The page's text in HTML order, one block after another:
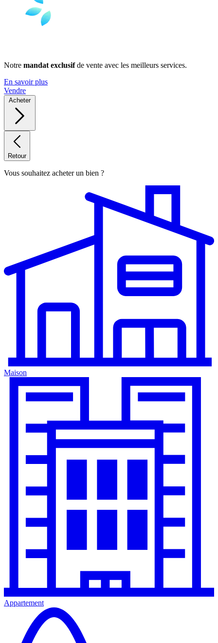
Notre mandat exclusifde vente avec les meilleurs services.
En savoir plus
Vendre
Acheter
Retour
Vous souhaitez acheter un bien ?
Maison
Appartement